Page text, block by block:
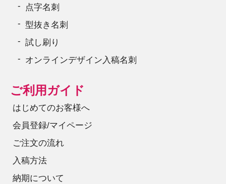
点字名刺
型抜き名刺
試し刷り
オンラインデザイン入稿名刺
ご利用ガイド
はじめてのお客様へ
会員登録/マイページ
ご注文の流れ
入稿方法
納期について